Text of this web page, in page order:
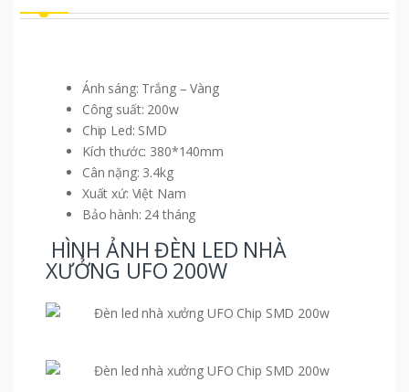
Ánh sáng: Trắng – Vàng
Công suất: 200w
Chip Led: SMD
Kích thước: 380*140mm
Cân nặng: 3.4kg
Xuất xứ: Việt Nam
Bảo hành: 24 tháng
HÌNH ẢNH ĐÈN LED NHÀ
XƯỞNG UFO 200W